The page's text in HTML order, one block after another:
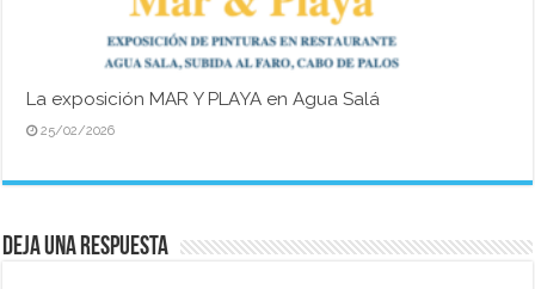
La exposición MAR Y PLAYA en Agua Salá
25/02/2026
Deja una respuesta